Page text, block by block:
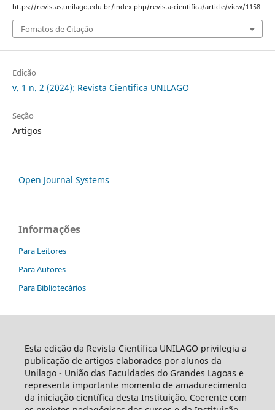
https://revistas.unilago.edu.br/index.php/revista-cientifica/article/view/1158
Fomatos de Citação
Edição
v. 1 n. 2 (2024): Revista Cientifica UNILAGO
Seção
Artigos
Open Journal Systems
Informações
Para Leitores
Para Autores
Para Bibliotecários
Esta edição da Revista Científica UNILAGO privilegia a
publicação de artigos elaborados por alunos da
Unilago - União das Faculdades do Grandes Lagoas e
representa importante momento de amadurecimento
da iniciação científica desta Instituição. Coerente com